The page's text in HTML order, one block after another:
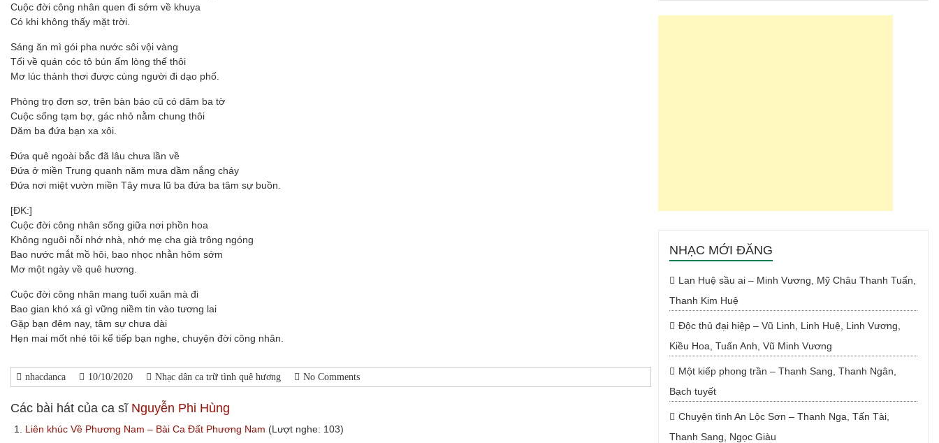
Cuộc đời công nhân quen đi sớm về khuya
Có khi không thấy mặt trời.
Sáng ăn mì gói pha nước sôi vội vàng
Tối về quán cóc tô bún ấm lòng thế thôi
Mơ lúc thảnh thơi được cùng người đi dạo phố.
Phòng trọ đơn sơ, trên bàn báo cũ có dăm ba tờ
Cuộc sống tạm bợ, gác nhỏ nằm chung thôi
Dăm ba đứa bạn xa xôi.
Đứa quê ngoài bắc đã lâu chưa lần về
Đứa ở miền Trung quanh năm mưa dầm nắng cháy
Đứa nơi miệt vườn miền Tây mưa lũ ba đứa ba tâm sự buồn.
[ĐK:]
Cuộc đời công nhân sống giữa nơi phồn hoa
Không nguôi nỗi nhớ nhà, nhớ mẹ cha già trông ngóng
Bao nước mắt mồ hôi, bao nhọc nhằn hôm sớm
Mơ một ngày về quê hương.
Cuộc đời công nhân mang tuổi xuân mà đi
Bao gian khó xá gì vững niềm tin vào tương lai
Gặp bạn đêm nay, tâm sự chưa dài
Hẹn mai mốt nhé tôi kể tiếp bạn nghe, chuyện đời công nhân.
nhacdanca 10/10/2020 Nhạc dân ca trữ tình quê hương No Comments
Các bài hát của ca sĩ Nguyễn Phi Hùng
1. Liên khúc Về Phương Nam – Bài Ca Đất Phương Nam (Lượt nghe: 103)
NHẠC MỚI ĐĂNG
Lan Huệ sầu ai – Minh Vương, Mỹ Châu Thanh Tuấn,
Thanh Kim Huệ
Độc thủ đại hiệp – Vũ Linh, Linh Huệ, Linh Vương,
Kiều Hoa, Tuấn Anh, Vũ Minh Vương
Một kiếp phong trần – Thanh Sang, Thanh Ngân,
Bạch tuyết
Chuyện tình An Lộc Sơn – Thanh Nga, Tấn Tài,
Thanh Sang, Ngọc Giàu